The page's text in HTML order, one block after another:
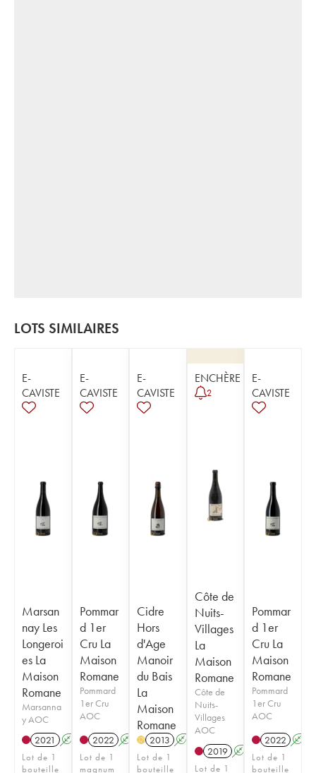
LOTS SIMILAIRES
E-
CAVISTE
Marsan
nay Les
Longeroi
es La
Maison
Romane
Marsanna
y AOC
2021
A
Lot de 1
bouteille
E-
CAVISTE
Pommar
d 1er
Cru La
Maison
Romane
Pommard
1er Cru
AOC
2022 A
Lot de 1
magnum
E-
CAVISTE
Cidre
Hors
d'Age
Manoir
du Bais
La
Maison
Romane
H 2013 A
Lot de 1
bouteille
ENCHÈRE
2
Côte de
Nuits-
Villages
La
Maison
Romane
Côte de
Nuits-
Villages
AOC
2019 A
Lot de 1
E-
CAVISTE
Pommar
d 1er
Cru La
Maison
Romane
Pommard
1er Cru
AOC
2022 A
Lot de 1
bouteille